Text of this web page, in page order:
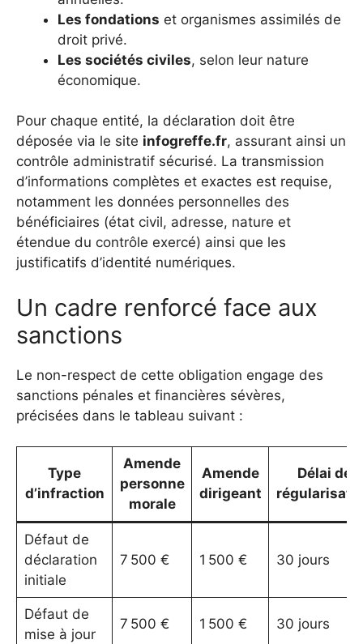
Les fondations et organismes assimilés de
droit privé.
Les sociétés civiles, selon leur nature
économique.
Pour chaque entité, la déclaration doit être
déposée via le site infogreffe.fr, assurant ainsi un
contrôle administratif sécurisé. La transmission
d’informations complètes et exactes est requise,
notamment les données personnelles des
bénéficiaires (état civil, adresse, nature et
étendue du contrôle exercé) ainsi que les
justificatifs d’identité numériques.
Un cadre renforcé face aux
sanctions
Le non-respect de cette obligation engage des
sanctions pénales et financières sévères,
précisées dans le tableau suivant :
Type
d’infraction
Amende
personne
morale
Amende
dirigeant
Délai de
Défaut de
déclaration
initiale
7 500 € 1 500 € 30 jours
Défaut de
mise à jour
7 500 € 1 500 € 30 jours